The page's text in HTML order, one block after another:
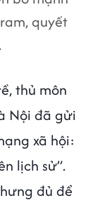
quyết
thủ môn
Nội đã gửi
xã hội:
lịch sử”.
đủ để